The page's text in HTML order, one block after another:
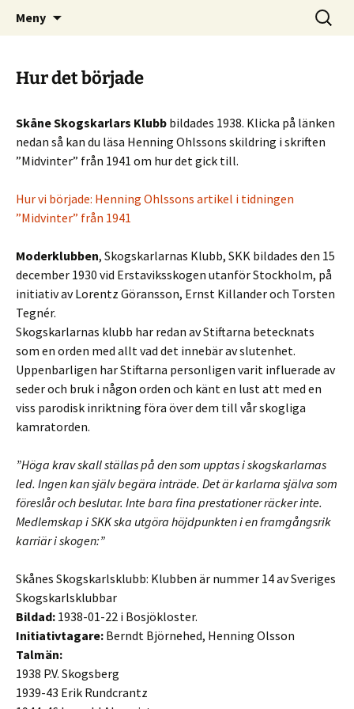
Skogskarlar
Skånes Skogskarlars hemsida
Meny
Sök
efter:
Hur det började
Skåne Skogskarlars Klubb bildades 1938. Klicka på länken
nedan så kan du läsa Henning Ohlssons skildring i skriften
”Midvinter” från 1941 om hur det gick till.
Hur vi började: Henning Ohlssons artikel i tidningen
”Midvinter” från 1941
Moderklubben, Skogskarlarnas Klubb, SKK bildades den 15
december 1930 vid Erstaviksskogen utanför Stockholm, på
initiativ av Lorentz Göransson, Ernst Killander och Torsten
Tegnér.
Skogskarlarnas klubb har redan av Stiftarna betecknats
som en orden med allt vad det innebär av slutenhet.
Uppenbarligen har Stiftarna personligen varit influerade av
seder och bruk i någon orden och känt en lust att med en
viss parodisk inriktning föra över dem till vår skogliga
kamratorden.
”Höga krav skall ställas på den som upptas i skogskarlarnas
led. Ingen kan själv begära inträde. Det är karlarna själva som
föreslår och beslutar. Inte bara fina prestationer räcker inte.
Medlemskap i SKK ska utgöra höjdpunkten i en framgångsrik
karriär i skogen:”
Skånes Skogskarlsklubb: Klubben är nummer 14 av Sveriges
Skogskarlsklubbar
Bildad: 1938-01-22 i Bosjökloster.
Initiativtagare: Berndt Björnehed, Henning Olsson
Talmän:
1938 P.V. Skogsberg
1939-43 Erik Rundcrantz